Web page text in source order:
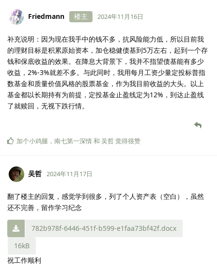
Friedmann 楼主 2024年11月16日
补充说明：因为现在我手中的钱不多，抗风险能力低，所以目前我
的理财目标是积累原始资本，加仓稳健债基到5万左右，起到一个存
钱和保底收益的效果。在降息大背景下，我并不指望债基能有多少
收益，2%-3%就差不多。与此同时，我用每月工资少量定投标普指
数基金和质量价值风格的股票基金，作为我目前收益的大头。以上
基金都以长期持有为前提，定投基金止盈线定为12%，到达止盈线
了就赎回，无视下跌行情。
加个小鸡腿 ， 南七第一深情和 吴哲觉得很赞
吴哲 2024年11月17日
翻了楼主的回复，感觉学到很多，列了个人资产表（空白），虽然
还不完善，留作学习纪念
782b978f-6446-451f-b599-e1faa73bf42f.docx
16kB
祝工作顺利